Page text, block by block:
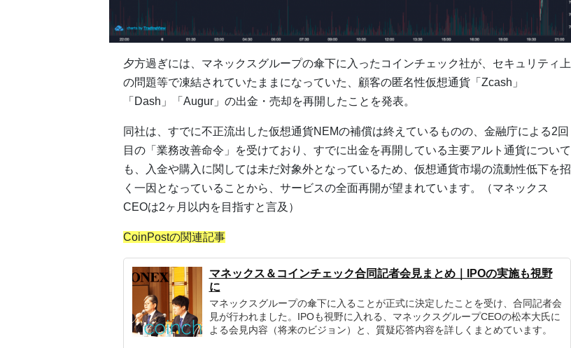
夕方過ぎには、マネックスグループの傘下に入ったコインチェック社が、セキュリティ上
の問題等で凍結されていたままになっていた、顧客の匿名性仮想通貨「Zcash」
「Dash」「Augur」の出金・売却を再開したことを発表。
同社は、すでに不正流出した仮想通貨NEMの補償は終えているものの、金融庁による2回
目の「業務改善命令」を受けており、すでに出金を再開している主要アルト通貨について
も、入金や購入に関しては未だ対象外となっているため、仮想通貨市場の流動性低下を招
く一因となっていることから、サービスの全面再開が望まれています。（マネックス
CEOは2ヶ月以内を目指すと言及）
CoinPostの関連記事
マネックス＆コインチェック合同記者会見まとめ｜IPOの実施も視野
に
マネックスグループの傘下に入ることが正式に決定したことを受け、合同記者会
見が行われました。IPOも視野に入れる、マネックスグループCEOの松本大氏に
よる会見内容（将来のビジョン）と、質疑応答内容を詳しくまとめています。